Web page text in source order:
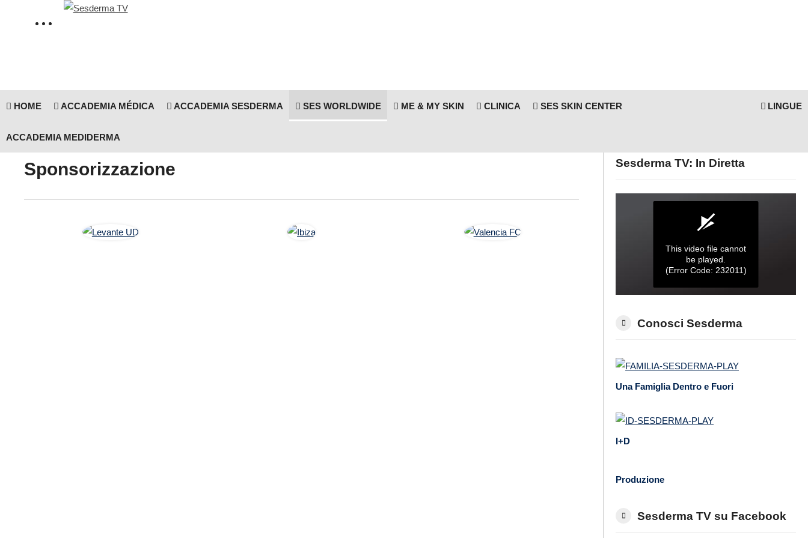
HOME ACCADEMIA MÉDICA ACCADEMIA SESDERMA SES WORLDWIDE ME & MY SKIN CLINICA SES SKIN CENTER
ACCADEMIA MEDIDERMA
LINGUE
Sponsorizzazione Sesderma TV: In Diretta
Conosci Sesderma
Una Famiglia Dentro e Fuori
I+D
Produzione
Sesderma TV su Facebook